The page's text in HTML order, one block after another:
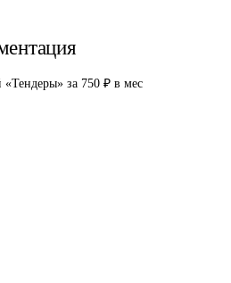
«Тендеры» за 750 ₽ в мес